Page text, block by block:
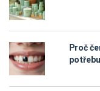
Proč